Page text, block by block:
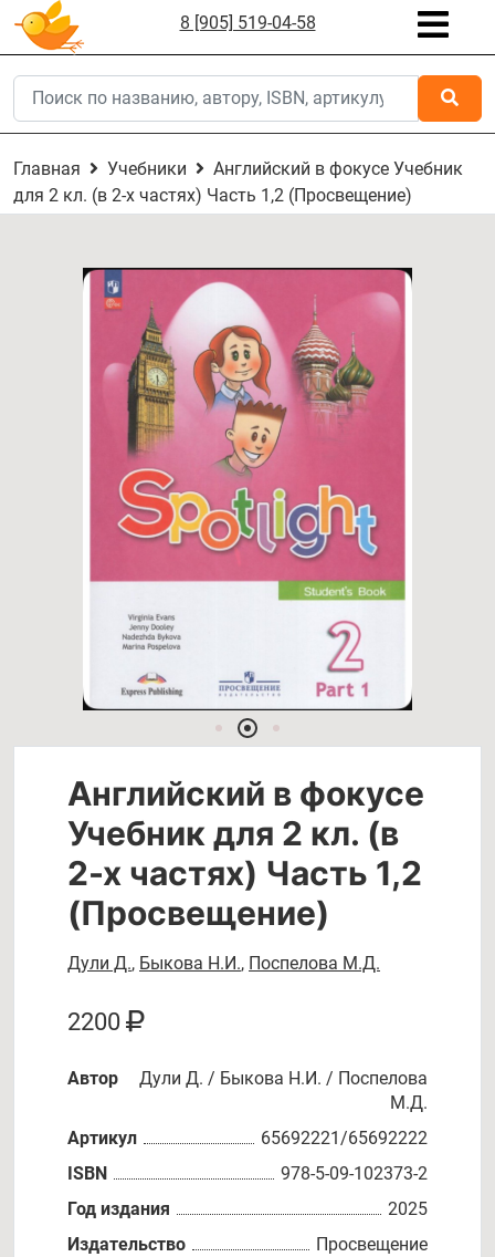
8 [905] 519-04-58
Главная Учебники
Английский в фокусе Учебник
для 2 кл. (в 2-х частях) Часть 1,2 (Просвещение)
Английский в фокусе
Учебник для 2 кл. (в
2-х частях) Часть 1,2
(Просвещение)
Дули Д., Быкова Н.И., Поспелова М.Д.
2200
Автор
Дули Д. / Быкова Н.И. / Поспелова
М.Д.
Артикул
65692221/65692222
ISBN
978-5-09-102373-2
Год издания
2025
Издательство
Просвещение